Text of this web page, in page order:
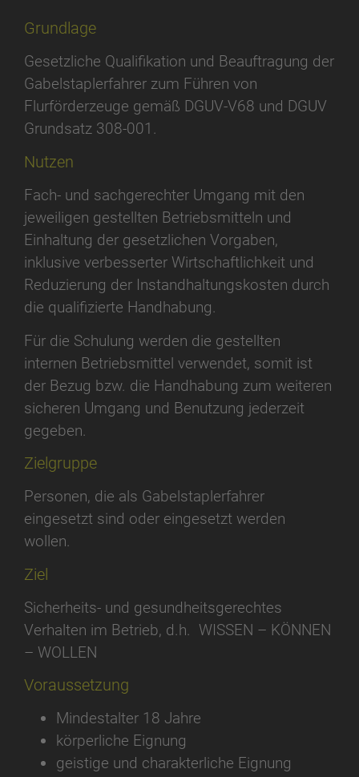
Grundlage
Gesetzliche Qualifikation und Beauftragung der
Gabelstaplerfahrer zum Führen von
Flurförderzeuge gemäß DGUV-V68 und DGUV
Grundsatz 308-001.
Nutzen
Fach- und sachgerechter Umgang mit den
jeweiligen gestellten Betriebsmitteln und
Einhaltung der gesetzlichen Vorgaben,
inklusive verbesserter Wirtschaftlichkeit und
Reduzierung der Instandhaltungskosten durch
die qualifizierte Handhabung.
Für die Schulung werden die gestellten
internen Betriebsmittel verwendet, somit ist
der Bezug bzw. die Handhabung zum weiteren
sicheren Umgang und Benutzung jederzeit
gegeben.
Zielgruppe
Personen, die als Gabelstaplerfahrer
eingesetzt sind oder eingesetzt werden
wollen.
Ziel
Sicherheits- und gesundheitsgerechtes
Verhalten im Betrieb, d.h. WISSEN – KÖNNEN
– WOLLEN
Voraussetzung
Mindestalter 18 Jahre
körperliche Eignung
geistige und charakterliche Eignung